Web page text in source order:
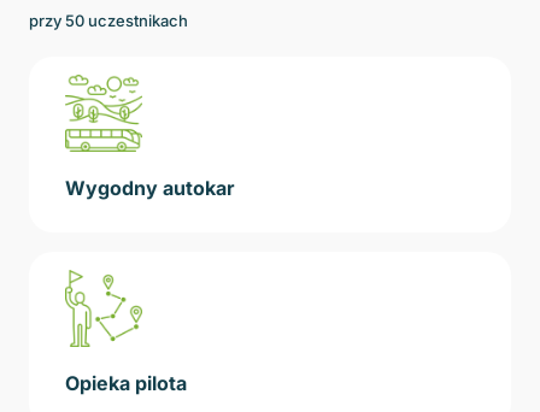
przy50 uczestnikach
Wygodny autokar
Opieka pilota